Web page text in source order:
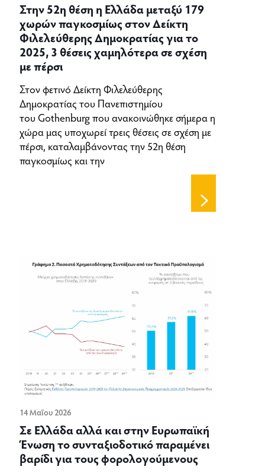
Στην 52η θέση η Ελλάδα μεταξύ 179
χωρών παγκοσμίως στον Δείκτη
Φιλελεύθερης Δημοκρατίας για το
2025, 3 θέσεις χαμηλότερα σε σχέση
με πέρσι
Στον φετινό Δείκτη Φιλελεύθερης
Δημοκρατίας του Πανεπιστημίου
του Gothenburg που ανακοινώθηκε σήμερα η
χώρα μας υποχωρεί τρεις θέσεις σε σχέση με
πέρσι, καταλαμβάνοντας την 52η θέση
παγκοσμίως και την
14 Μαΐου 2026
Σε Ελλάδα αλλά και στην Ευρωπαϊκή
Ένωση το συνταξιοδοτικό παραμένει
βαρίδι για τους φορολογούμενους